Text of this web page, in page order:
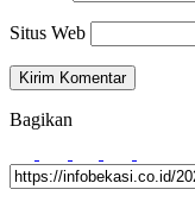
Situs Web
Bagikan